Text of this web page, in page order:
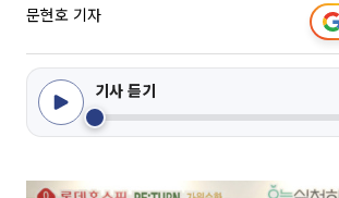
문현호 기자
기사 듣기